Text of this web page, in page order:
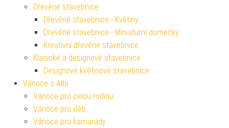
Dřevěné stavebnice
Dřevěné stavebnice - Květiny
Dřevěné stavebnice - Miniaturní domečky
Kreativní dřevěné stavebnice
Klasické a designové stavebnice
Designové květinové stavebnice
Vánoce s Albi
Vánoce pro celou rodinu
Vánoce pro děti
Vánoce pro kamarády